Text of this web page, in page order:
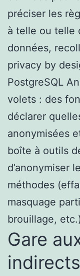
préciser les
à telle ou telle
données,
privacy by
PostgreSQL
volets : des
déclarer
anonymisées
boîte à outils
d’anonymiser
méthodes
masquage
brouillage,
Gare